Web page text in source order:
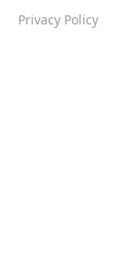
Privacy Policy